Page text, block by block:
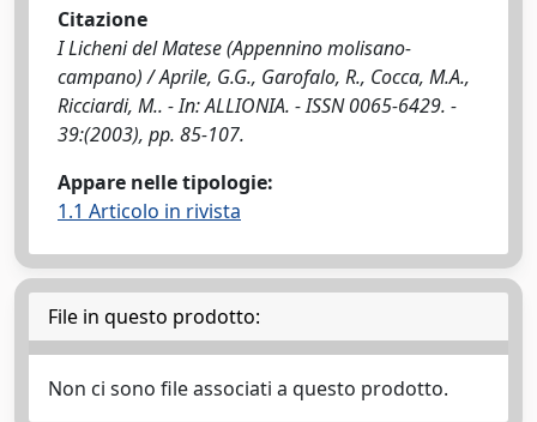
Citazione
I Licheni del Matese (Appennino molisano-
campano) / Aprile, G.G., Garofalo, R., Cocca, M.A.,
Ricciardi, M.. - In: ALLIONIA. - ISSN 0065-6429. -
39:(2003), pp. 85-107.
Appare nelle tipologie:
1.1 Articolo in rivista
File in questo prodotto:
Non ci sono file associati a questo prodotto.